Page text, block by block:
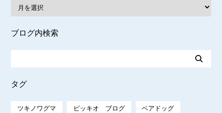
ブログ内検索
タグ
ツキノワグマ ピッキオ ブログ ベアドッグ